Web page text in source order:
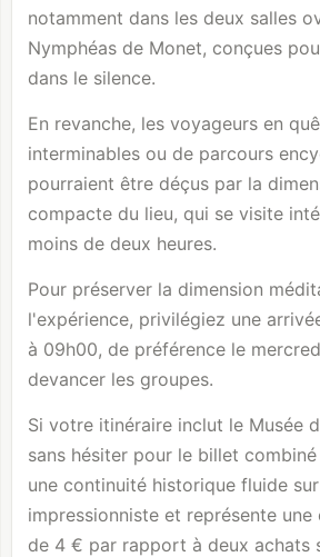
notamment dans les deux salles
Nymphéas de Monet, conçues
dans le silence.
En revanche, les voyageurs en
interminables ou de parcours
pourraient être déçus par la
compacte du lieu, qui se visite
moins de deux heures.
Pour préserver la dimension
l'expérience, privilégiez une
à 09h00, de préférence le
devancer les groupes.
Si votre itinéraire inclut le Musée
sans hésiter pour le billet
une continuité historique fluide
impressionniste et représente
de 4 € par rapport à deux achats